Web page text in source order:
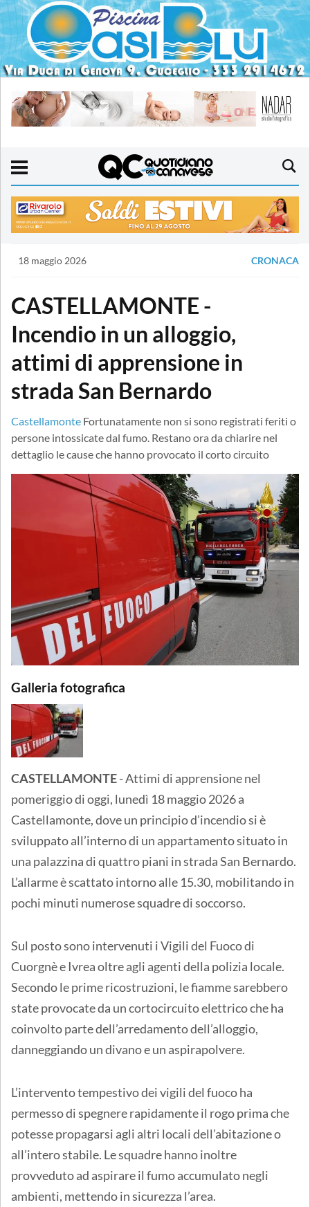
18 maggio 2026 CRONACA
CASTELLAMONTE -
Incendio in un alloggio,
attimi di apprensione in
strada San Bernardo
Castellamonte Fortunatamente non si sono registrati feriti o
persone intossicate dal fumo. Restano ora da chiarire nel
dettaglio le cause che hanno provocato il corto circuito
Galleria fotografica
CASTELLAMONTE- Attimi di apprensione nel
pomeriggio di oggi, lunedì 18 maggio 2026 a
Castellamonte, dove un principio d’incendio si è
sviluppato all’interno di un appartamento situato in
una palazzina di quattro piani in strada San Bernardo.
L’allarme è scattato intorno alle 15.30, mobilitando in
pochi minuti numerose squadre di soccorso.
Sul posto sono intervenuti i Vigili del Fuoco di
Cuorgnè e Ivrea oltre agli agenti della polizia locale.
Secondo le prime ricostruzioni, le fiamme sarebbero
state provocate da un cortocircuito elettrico che ha
coinvolto parte dell’arredamento dell’alloggio,
danneggiando un divano e un aspirapolvere.
L’intervento tempestivo dei vigili del fuoco ha
permesso di spegnere rapidamente il rogo prima che
potesse propagarsi agli altri locali dell’abitazione o
all’intero stabile. Le squadre hanno inoltre
provveduto ad aspirare il fumo accumulato negli
ambienti, mettendo in sicurezza l’area.